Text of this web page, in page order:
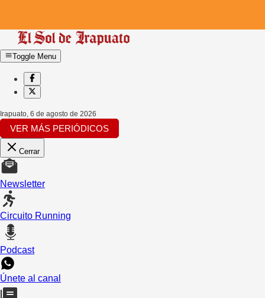
Toggle Menu
Irapuato, 6 de agosto de 2026
VER MÁS PERIÓDICOS
Cerrar
Newsletter
Circuito Running
Podcast
Únete al canal